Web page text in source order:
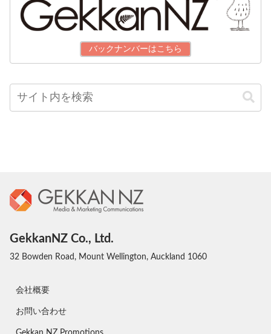
バックナンバーはこちら
GekkanNZ Co., Ltd.
32 Bowden Road, Mount Wellington, Auckland 1060
会社概要
お問い合わせ